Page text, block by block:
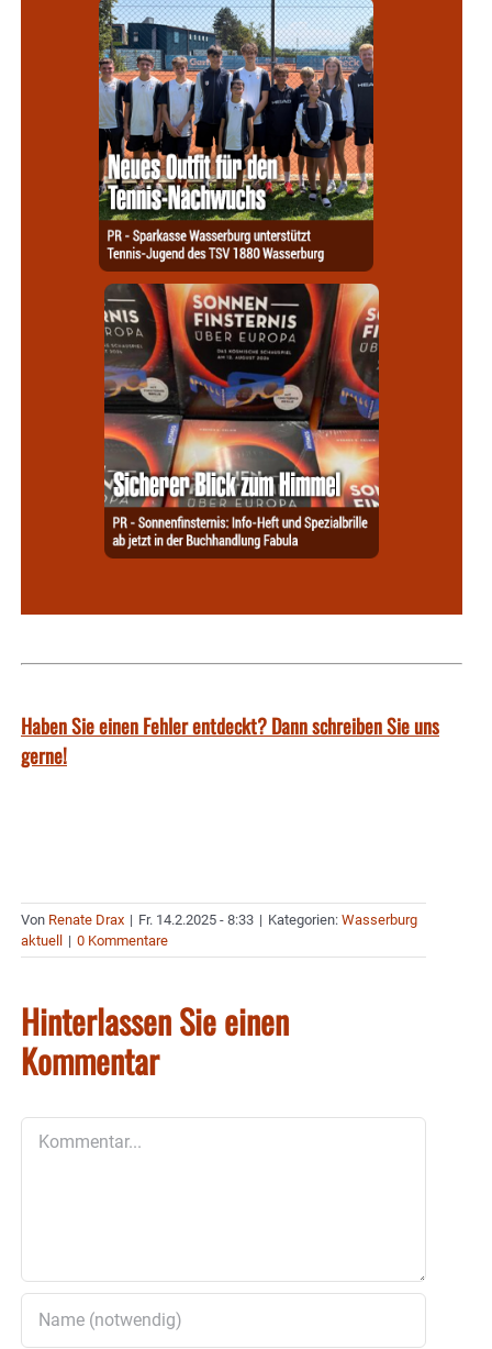
Haben Sie einen Fehler entdeckt? Dann schreiben Sie uns
gerne!
Von Renate Drax | Fr. 14.2.2025 - 8:33 | Kategorien: Wasserburg
aktuell
| 0 Kommentare
Hinterlassen Sie einen
Kommentar